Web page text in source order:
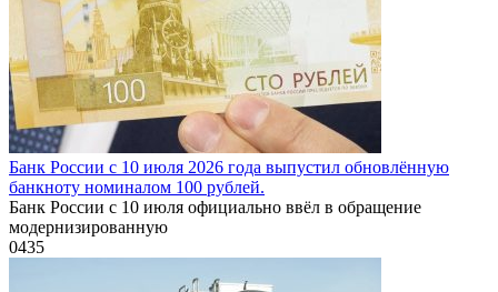
Банк России с 10 июля 2026 года выпустил обновлённую
банкноту номиналом 100 рублей.
Банк России с 10 июля официально ввёл в обращение
модернизированную
0435